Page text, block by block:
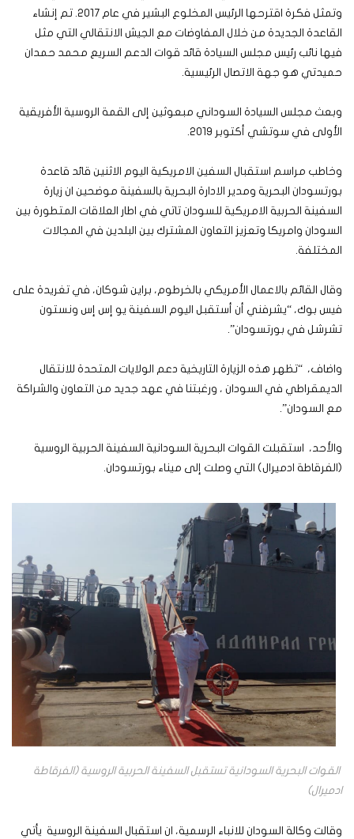
وتمثل فكرة اقترحها الرئيس المخلوع البشير في عام 2017. تم إنشاء
القاعدة الجديدة من خلال المفاوضات مع الجيش الانتقالي التي مثل
فيها نائب رئيس مجلس السيادة قائد قوات الدعم السريع محمد حمدان
حميدتي هو جهة الاتصال الرئيسية.
وبعث مجلس السيادة السوداني مبعوثين إلى القمة الروسية الأفريقية
الأولى في سوتشي أكتوبر 2019.
وخاطب مراسم استقبال السفين الامريكية اليوم الاثنين قائد قاعدة
بورتسودان البحرية ومدير الادارة البحرية بالسفينة موضحين ان زيارة
السفينة الحربية الامريكية للسودان تاتي في اطار العلاقات المتطورة بين
السودان وامريكا وتعزيز التعاون المشترك بين البلدين في المجالات
المختلفة.
وقال القائم بالاعمال الأمريكي بالخرطوم، براين شوكان، في تغريدة على
فيس بوك، “يشرفني أن أستقبل اليوم السفينة يو إس إس ونستون
تشرشل في بورتسودان”.
واضاف، “تظهر هذه الزيارة التاريخية دعم الولايات المتحدة للانتقال
الديمقراطي في السودان ، ورغبتنا في عهد جديد من التعاون والشراكة
مع السودان”.
والأحد، استقبلت القوات البحرية السودانية السفينة الحربية الروسية
(الفرقاطة ادميرال) التي وصلت إلى ميناء بورتسودان.
القوات البحرية السودانية تستقبل السفينة الحربية الروسية (الفرقاطة
ادميرال)
وقالت وكالة السودان للانباء الرسمية، ان استقبال السفينة الروسية يأتي